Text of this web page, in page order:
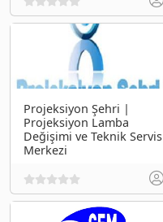
Projeksiyon Şehri |
Projeksiyon Lamba
Değişimi ve Teknik Servis
Merkezi